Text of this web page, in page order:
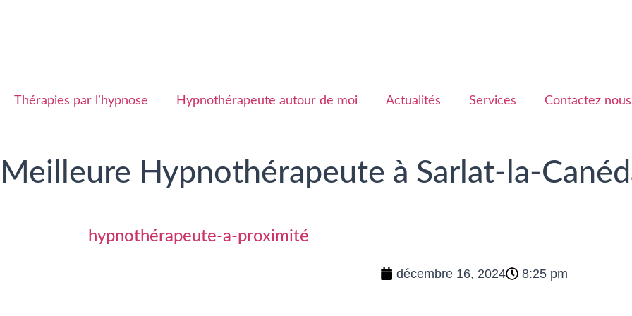
Thérapies par l’hypnose Hypnothérapeute autour de moi Actualités Services Contactez nous
Meilleure Hypnothérapeute à Sarlat-la-
hypnothérapeute-a-proximité
décembre 16, 2024 8:25 pm